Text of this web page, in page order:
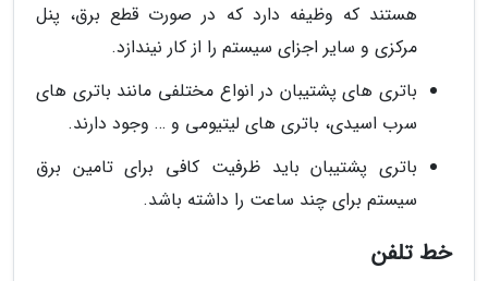
هستند که وظیفه دارد که در صورت قطع برق، پنل
مرکزی و سایر اجزای سیستم را از کار نیندازد.
باتری های پشتیبان در انواع مختلفی مانند باتری های
سرب اسیدی، باتری های لیتیومی و … وجود دارند.
باتری پشتیبان باید ظرفیت کافی برای تامین برق
سیستم برای چند ساعت را داشته باشد.
خط تلفن